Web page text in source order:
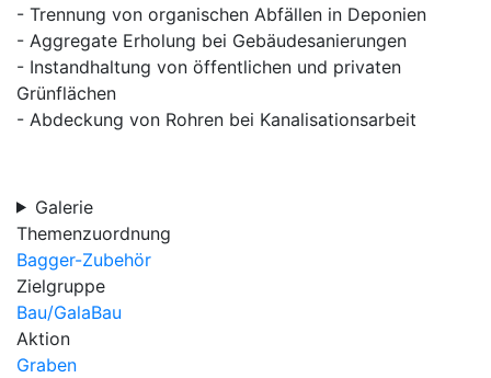
- Trennung von organischen Abfällen in Deponien
- Aggregate Erholung bei Gebäudesanierungen
- Instandhaltung von öffentlichen und privaten
Grünflächen
- Abdeckung von Rohren bei Kanalisationsarbeit
Galerie
Themenzuordnung
Bagger-Zubehör
Zielgruppe
Bau/GalaBau
Aktion
Graben